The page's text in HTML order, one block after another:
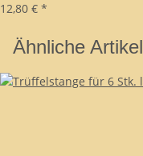
12,80 € *
Ähnliche Artikel